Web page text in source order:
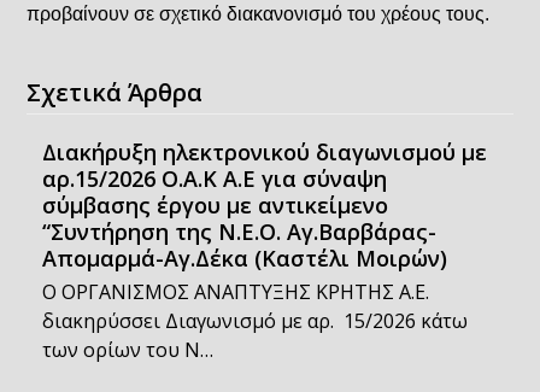
προβαίνουν σε σχετικό διακανονισμό του χρέους τους.
Σχετικά Άρθρα
Διακήρυξη ηλεκτρονικού διαγωνισμού με
αρ.15/2026 Ο.Α.Κ Α.Ε για σύναψη
σύμβασης έργου με αντικείμενο
“Συντήρηση της Ν.Ε.Ο. Αγ.Βαρβάρας-
Απομαρμά-Αγ.Δέκα (Καστέλι Μοιρών)
Ο ΟΡΓΑΝΙΣΜΟΣ ΑΝΑΠΤΥΞΗΣ ΚΡΗΤΗΣ Α.Ε.
διακηρύσσει Διαγωνισμό με αρ. 15/2026 κάτω
των ορίων του Ν…